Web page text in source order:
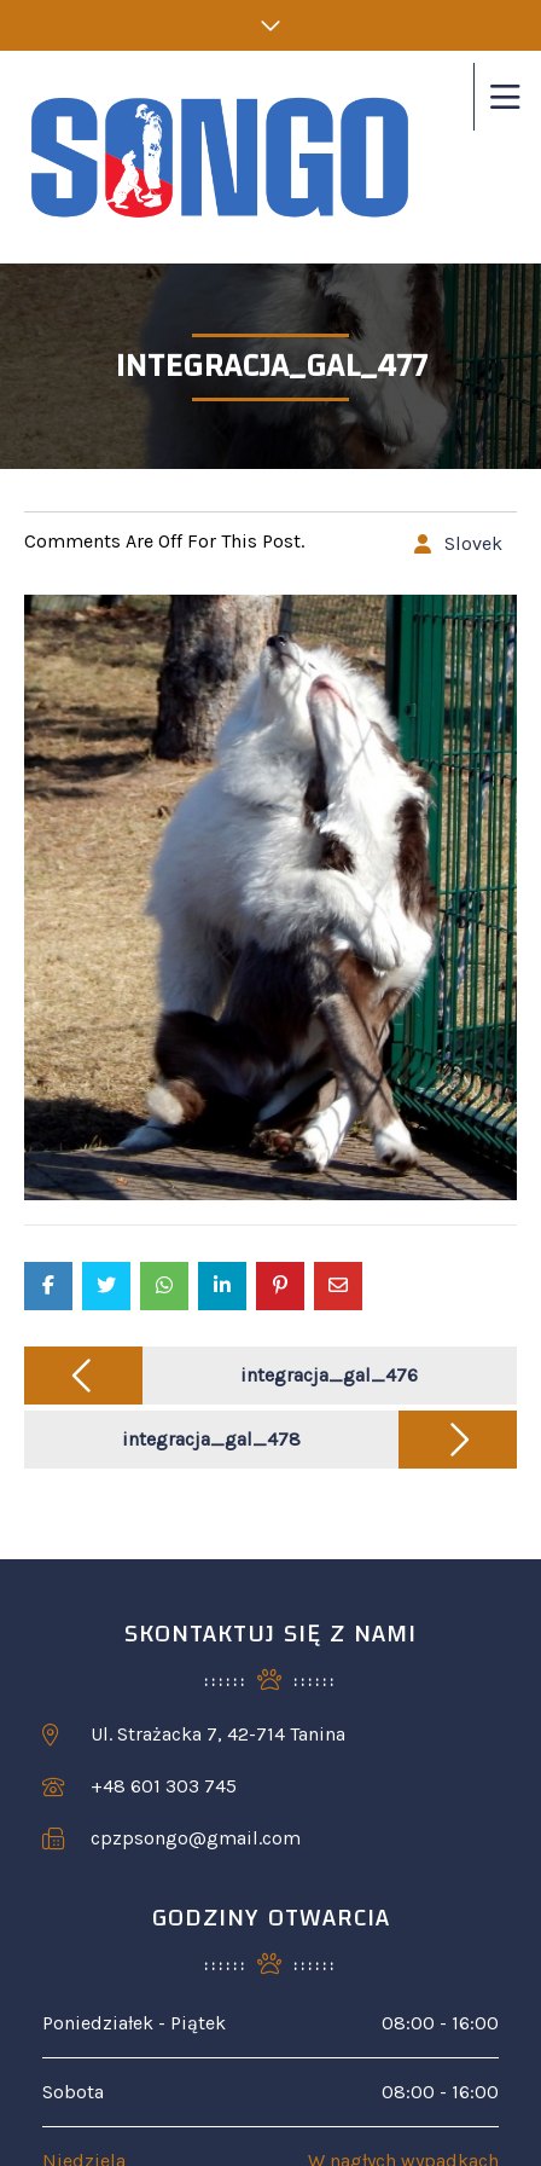
INTEGRACJA_GAL_477
Slovek
Comments Are Off For This Post.
Post
navigation integracja_gal_476
integracja_gal_478
SKONTAKTUJ SIĘ Z NAMI
Ul. Strażacka 7, 42-714 Tanina
+48 601 303 745
cpzpsongo@gmail.com
GODZINY OTWARCIA
Poniedziałek - Piątek 08:00 - 16:00
Sobota 08:00 - 16:00
Niedziela W nagłych wypadkach